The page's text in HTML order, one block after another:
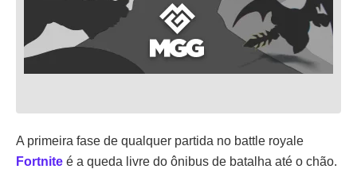
A primeira fase de qualquer partida no battle royale
Fortnite é a queda livre do ônibus de batalha até o chão.